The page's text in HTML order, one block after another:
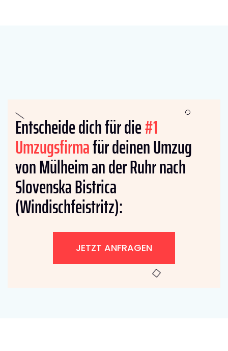
Entscheide dich für die#1
Umzugsfirmafür deinen Umzug
von Mülheim an der Ruhr nach
Slovenska Bistrica
(Windischfeistritz):
JETZT ANFRAGEN